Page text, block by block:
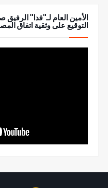
الأمين العام لـ"فدا"
التوقيع على وثقية اتفاق